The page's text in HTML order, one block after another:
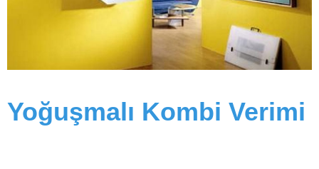
Yoğuşmalı Kombi Verimi